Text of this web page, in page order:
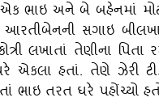
ભાઇ અને બે બહેનમાં
સગાઇ
લખાતાં તેણીના
હતાં. તેણે ઝેરી
ભાઇ તરત ઘરે પહોંચ્‍યો